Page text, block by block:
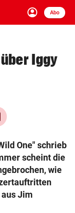
account_circle
Anmelden
Abo
close Schließen
arrow_right
Iggy
One" schrieb
scheint die
wie
Jim